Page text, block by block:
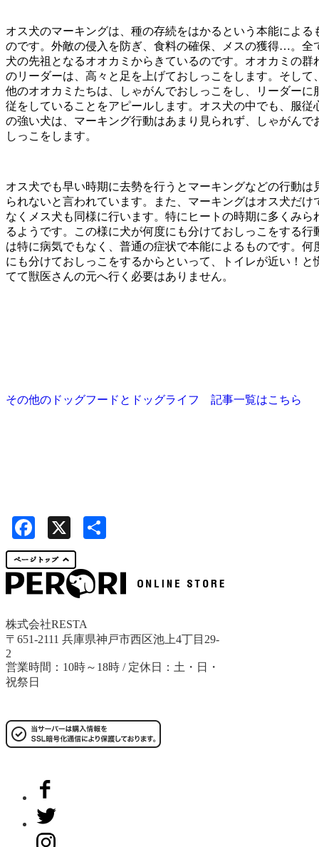
オス犬のマーキングは、種の存続をはかるという本能による
のです。外敵の侵入を防ぎ、食料の確保、メスの獲得…。全
犬の先祖となるオオカミからきているのです。オオカミの群
のリーダーは、高々と足を上げておしっこをします。そして
他のオオカミたちは、しゃがんでおしっこをし、リーダーに
従をしていることをアピールします。オス犬の中でも、服従
の強い犬は、マーキング行動はあまり見られず、しゃがんで
しっこをします。
オス犬でも早い時期に去勢を行うとマーキングなどの行動は
られないと言われています。また、マーキングはオス犬だけ
なくメス犬も同様に行います。特にヒートの時期に多くみら
るようです。この様に犬が何度にも分けておしっこをする行
は特に病気でもなく、普通の症状で本能によるものです。何
にも分けておしっこをするからといって、トイレが近い！と
てて獣医さんの元へ行く必要はありません。
その他のドッグフードとドッグライフ 記事一覧はこちら
Facebook
株式会社RESTA
〒651-2111 兵庫県神戸市西区池上4丁目29-
2
営業時間：10時～18時 / 定休日：土・日・
祝祭日